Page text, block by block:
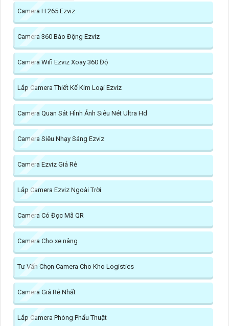
Camera H.265 Ezviz
Camera 360 Báo Động Ezviz
Camera Wifi Ezviz Xoay 360 Độ
Lắp Camera Thiết Kế Kim Loại Ezviz
Camera Quan Sát Hình Ảnh Siêu Nét Ultra Hd
Camera Siêu Nhạy Sáng Ezviz
Camera Ezviz Giá Rẻ
Lắp Camera Ezviz Ngoài Trời
Camera Có Đọc Mã QR
Camera Cho xe nâng
Tư Vấn Chọn Camera Cho Kho Logistics
Camera Giá Rẻ Nhất
Lắp Camera Phòng Phẩu Thuật